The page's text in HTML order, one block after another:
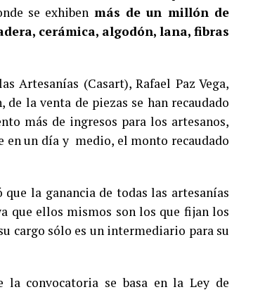
se exhiben más de un millón de
cerámica, algodón, lana, fibras
Artesanías (Casart), Rafael Paz Vega,
la venta de piezas se han recaudado
más de ingresos para los artesanos,
en un día y medio, el monto recaudado
la ganancia de todas las artesanías
que ellos mismos son los que fijan los
cargo sólo es un intermediario para su
la convocatoria se basa en la Ley de